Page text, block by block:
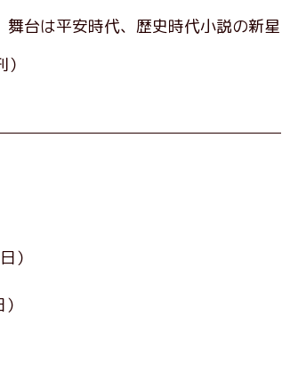
台は平安時代、歴史時代小説の新星
）